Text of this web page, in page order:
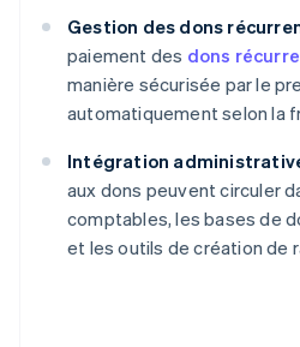
Gestion des dons
paiement des dons
manière sécurisée par le
automatiquement selon la
Intégration
aux dons peuvent circuler
comptables, les bases de
et les outils de création de